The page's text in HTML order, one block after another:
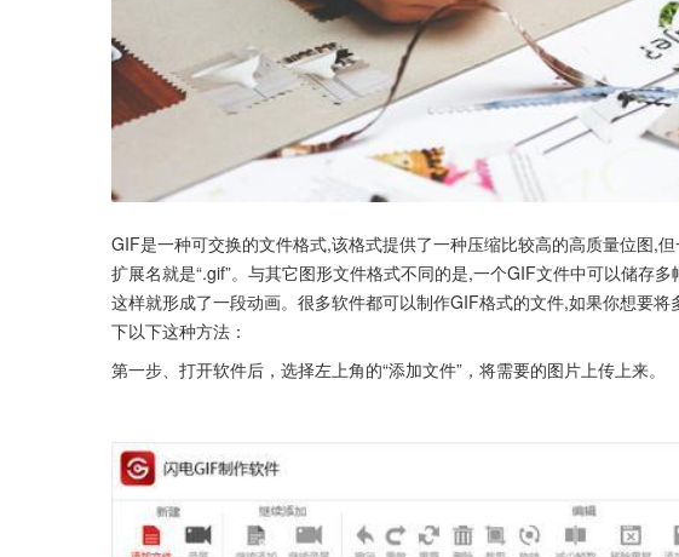
GIF是一种可交换的文件格式,该格式提供了一种压缩比较高的高质量位图,
扩展名就是“.gif”。与其它图形文件格式不同的是,一个GIF文件中可以储存
这样就形成了一段动画。很多软件都可以制作GIF格式的文件,如果你想要
下以下这种方法：
第一步、打开软件后，选择左上角的“添加文件”，将需要的图片上传上来。